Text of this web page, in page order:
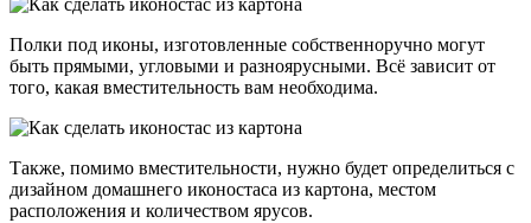
Полки под иконы, изготовленные собственноручно могут
быть прямыми, угловыми и разноярусными. Всё зависит от
того, какая вместительность вам необходима.
Также, помимо вместительности, нужно будет определиться с
дизайном домашнего иконостаса из картона, местом
расположения и количеством ярусов.